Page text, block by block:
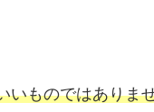
いものではありま